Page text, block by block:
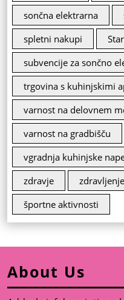
sončna elektrarna
spletni nakupi
subvencije za sončno
trgovina s kuhinjskimi
varnost na delovnem
varnost na gradbišču
vgradnja kuhinjske
zdravje
športne aktivnosti
About Us